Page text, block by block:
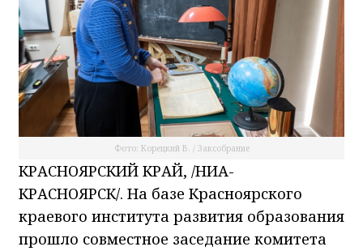
Фото: Корецкий В. / Заксобрание
КРАСНОЯРСКИЙ КРАЙ, /НИА-
КРАСНОЯРСК/. На базе Красноярского
краевого института развития образования
прошло совместное заседание комитета